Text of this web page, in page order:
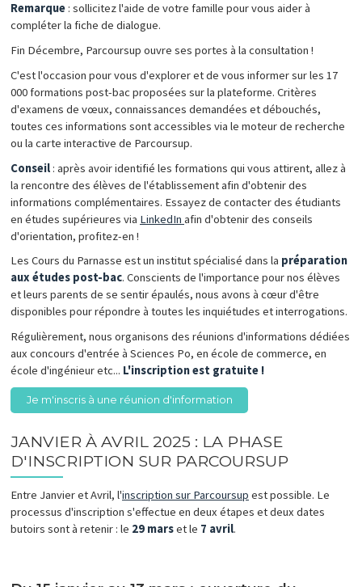
Remarque : sollicitez l'aide de votre famille pour vous aider à
compléter la fiche de dialogue.
Fin Décembre, Parcoursup ouvre ses portes à la consultation !
C'est l'occasion pour vous d'explorer et de vous informer sur les 17
000 formations post-bac proposées sur la plateforme. Critères
d'examens de vœux, connaissances demandées et débouchés,
toutes ces informations sont accessibles via le moteur de recherche
ou la carte interactive de Parcoursup.
Conseil : après avoir identifié les formations qui vous attirent, allez à
la rencontre des élèves de l'établissement afin d'obtenir des
informations complémentaires. Essayez de contacter des étudiants
en études supérieures via LinkedIn afin d'obtenir des conseils
d'orientation, profitez-en !
Les Cours du Parnasse est un institut spécialisé dans la préparation
aux études post-bac. Conscients de l'importance pour nos élèves
et leurs parents de se sentir épaulés, nous avons à cœur d'être
disponibles pour répondre à toutes les inquiétudes et interrogations.
Régulièrement, nous organisons des réunions d'informations dédiées
aux concours d'entrée à Sciences Po, en école de commerce, en
école d'ingénieur etc... L'inscription est gratuite !
Je m'inscris à une réunion d'information
JANVIER À AVRIL 2025 : LA PHASE
D'INSCRIPTION SUR PARCOURSUP
Entre Janvier et Avril, l'inscription sur Parcoursup est possible. Le
processus d'inscription s'effectue en deux étapes et deux dates
butoirs sont à retenir : le 29 marset le 7 avril.